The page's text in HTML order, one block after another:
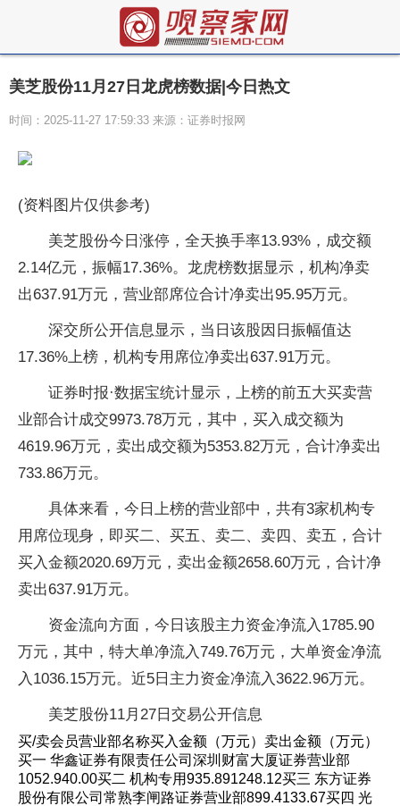
美芝股份11月27日龙虎榜数据|今日热文
时间：2025-11-27 17:59:33 来源：证券时报网
(资料图片仅供参考)
美芝股份今日涨停，全天换手率13.93%，成交额
2.14亿元，振幅17.36%。龙虎榜数据显示，机构净卖
出637.91万元，营业部席位合计净卖出95.95万元。
深交所公开信息显示，当日该股因日振幅值达
17.36%上榜，机构专用席位净卖出637.91万元。
证券时报·数据宝统计显示，上榜的前五大买卖营
业部合计成交9973.78万元，其中，买入成交额为
4619.96万元，卖出成交额为5353.82万元，合计净卖出
733.86万元。
具体来看，今日上榜的营业部中，共有3家机构专
用席位现身，即买二、买五、卖二、卖四、卖五，合计
买入金额2020.69万元，卖出金额2658.60万元，合计净
卖出637.91万元。
资金流向方面，今日该股主力资金净流入1785.90
万元，其中，特大单净流入749.76万元，大单资金净流
入1036.15万元。近5日主力资金净流入3622.96万元。
美芝股份11月27日交易公开信息
买/卖会员营业部名称买入金额（万元）卖出金额（万元）
买一 华鑫证券有限责任公司深圳财富大厦证券营业部
1052.940.00买二 机构专用935.891248.12买三 东方证券
股份有限公司常熟李闸路证券营业部899.4133.67买四 光